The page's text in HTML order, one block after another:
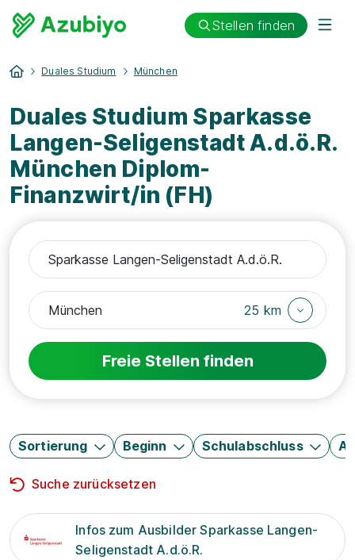
Stellen finden
Duales Studium München
Duales Studium Sparkasse
Langen-Seligenstadt A.d.ö.R.
München Diplom-
Finanzwirt/in (FH)
25 km
Freie Stellen finden
Sortierung Beginn Schulabschluss
Suche zurücksetzen
Infos zum Ausbilder Sparkasse Langen-
Seligenstadt A.d.ö.R.